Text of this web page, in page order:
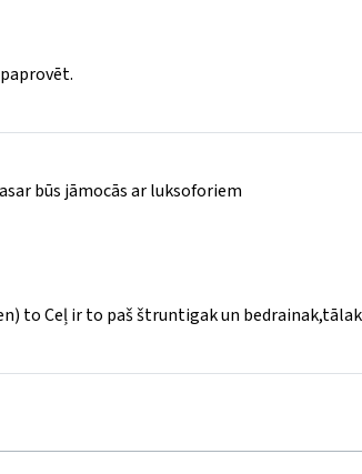
būs jāmocās ar luksoforiem
to Ceļ ir to paš štruntigak un